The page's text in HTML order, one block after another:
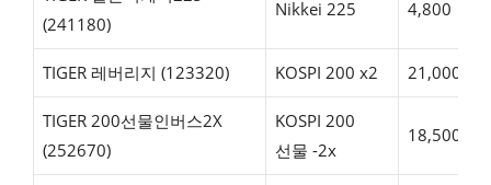
(241180)
Nikkei 225 4,800
TIGER 레버리지 (123320) KOSPI 200 x2 21,000
TIGER 200선물인버스2X
(252670)
KOSPI 200
선물 -2x
18,500